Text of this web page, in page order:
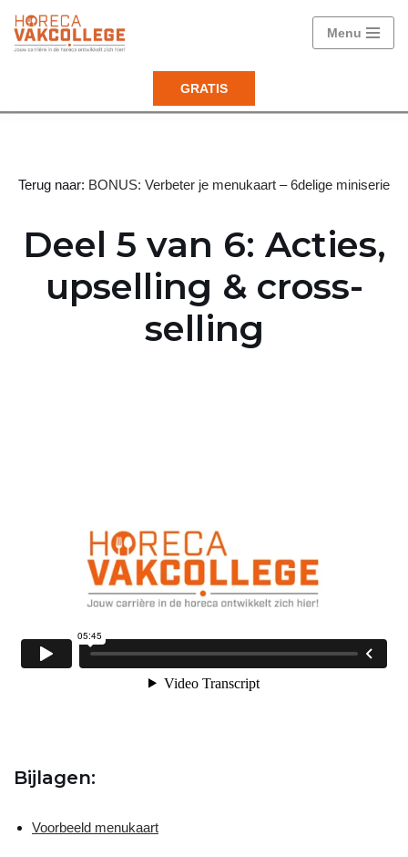
Ga
inhoud
Menu
GRATIS
Terug naar: BONUS: Verbeter je menukaart – 6delige miniserie
Deel 5 van 6: Acties,
upselling & cross-
selling
Bijlagen:
Voorbeeld menukaart